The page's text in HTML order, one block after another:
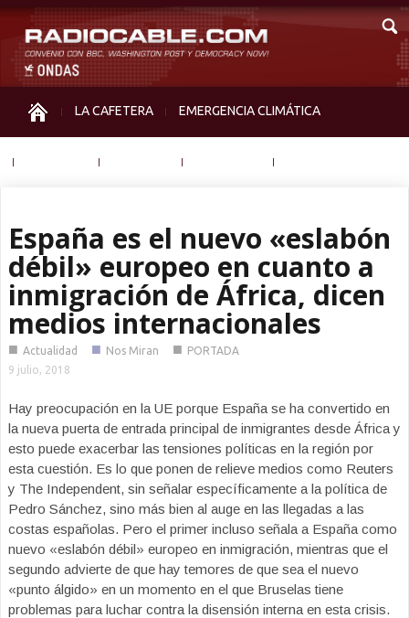
LA CAFETERA EMERGENCIA CLIMÁTICA
España es el nuevo «eslabón
débil» europeo en cuanto a
inmigración de África, dicen
medios internacionales
■ Actualidad ■ Nos Miran ■ PORTADA
9 julio, 2018
Hay preocupación en la UE porque España se ha convertido en
la nueva puerta de entrada principal de inmigrantes desde África y
esto puede exacerbar las tensiones políticas en la región por
esta cuestión. Es lo que ponen de relieve medios como Reuters
y The Independent, sin señalar específicamente a la política de
Pedro Sánchez, sino más bien al auge en las llegadas a las
costas españolas. Pero el primer incluso señala a España como
nuevo «eslabón débil» europeo en inmigración, mientras que el
segundo advierte de que hay temores de que sea el nuevo
«punto álgido» en un momento en el que Bruselas tiene
problemas para luchar contra la disensión interna en esta crisis.